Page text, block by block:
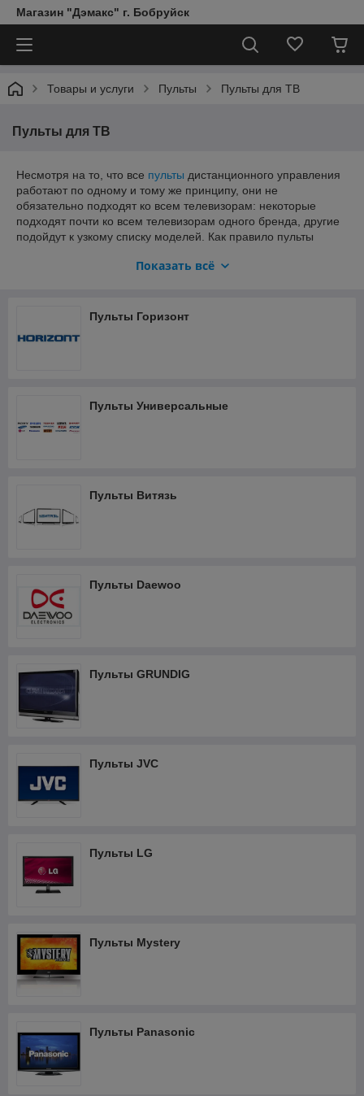
Магазин "Дэмакс" г. Бобруйск
Товары и услуги Пульты Пульты для ТВ
Пульты для ТВ
Несмотря на то, что все пульты дистанционного управления
работают по одному и тому же принципу, они не
обязательно подходят ко всем телевизорам: некоторые
подходят почти ко всем телевизорам одного бренда, другие
подойдут к узкому списку моделей. Как правило пульты
наоборот. Так же для современных смарт-устройств можно
одинаково — некоторые дают возможность подключаться к
метку "универсальный", чтобы указать, что они работают с
Существует несколько критериев выбора пульта
дистанционного управления:
крышкой батарейного отсека или на внутренней стороне
крышки.
указана на задней панели
на заводской этикетке. Для
плееров, ресиверов и
проекторов модель может
оборудования.
3. По внешнему виду. Иногда пульт дистанционного
управления теряется, и владелец не знает ни его модель, ни
модель техники, для которой использовался пульт. В данном
каталогу моделей. Для этого достаточно выбрать устройство
управления, которое лучше всего подходит по внешнему
виду на утерянный пульт.
купить пульт управления телевизором нужной модели.
Показать всё
Пульты Горизонт
Пульты Универсальные
Пульты Витязь
Пульты Daewoo
Пульты GRUNDIG
Пульты JVC
Пульты LG
Пульты Mystery
Пульты Panasonic